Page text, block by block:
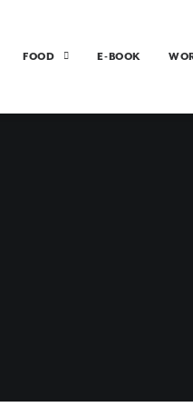
FOOD E-BOOK